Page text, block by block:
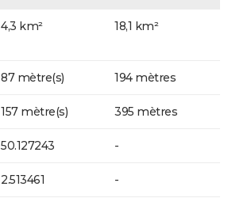
4,3 km² 18,1 km²
87 mètre(s) 194 mètres
157 mètre(s) 395 mètres
50.127243 -
2.513461 -